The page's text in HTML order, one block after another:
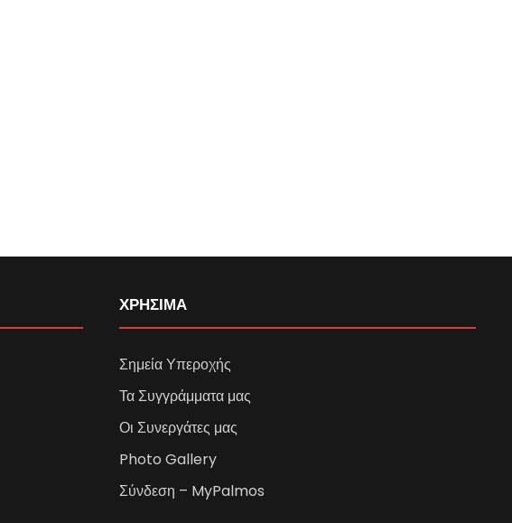
ΧΡΗΣΙΜΑ
Σημεία Υπεροχής
Τα Συγγράμματα μας
Οι Συνεργάτες μας
Photo Gallery
Σύνδεση – MyPalmos